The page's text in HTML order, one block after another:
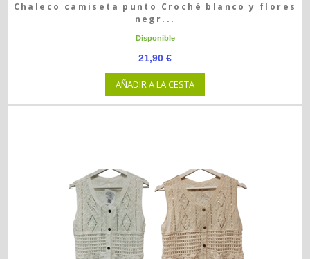
Chaleco camiseta punto Croché blanco y flores
negr...
Disponible
21,90 €
AÑADIR A LA CESTA